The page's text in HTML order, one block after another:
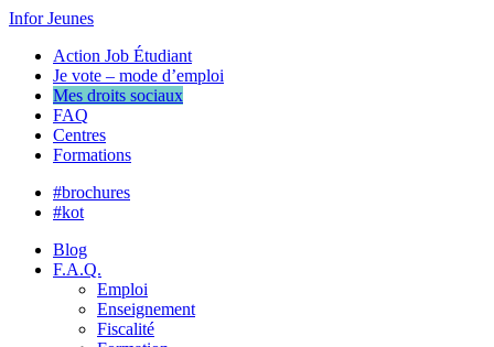
Infor Jeunes
Action Job Étudiant
Je vote – mode d’emploi
Mes droits sociaux
FAQ
Centres
Formations
#brochures
#kot
Blog
F.A.Q.
Emploi
Enseignement
Fiscalité